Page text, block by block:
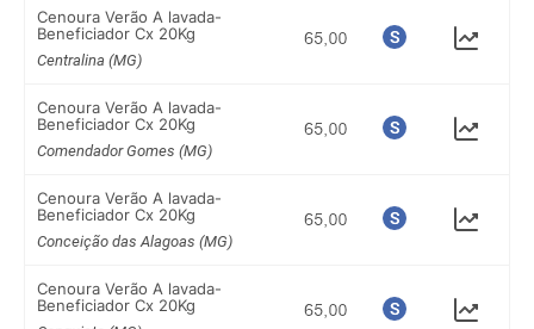
Cenoura Verão A lavada-
Beneficiador Cx 20Kg
Centralina (MG)
Cenoura Verão A lavada-
Beneficiador Cx 20Kg
Comendador Gomes (MG)
Cenoura Verão A lavada-
Beneficiador Cx 20Kg
Conceição das Alagoas (MG)
Cenoura Verão A lavada-
Beneficiador Cx 20Kg